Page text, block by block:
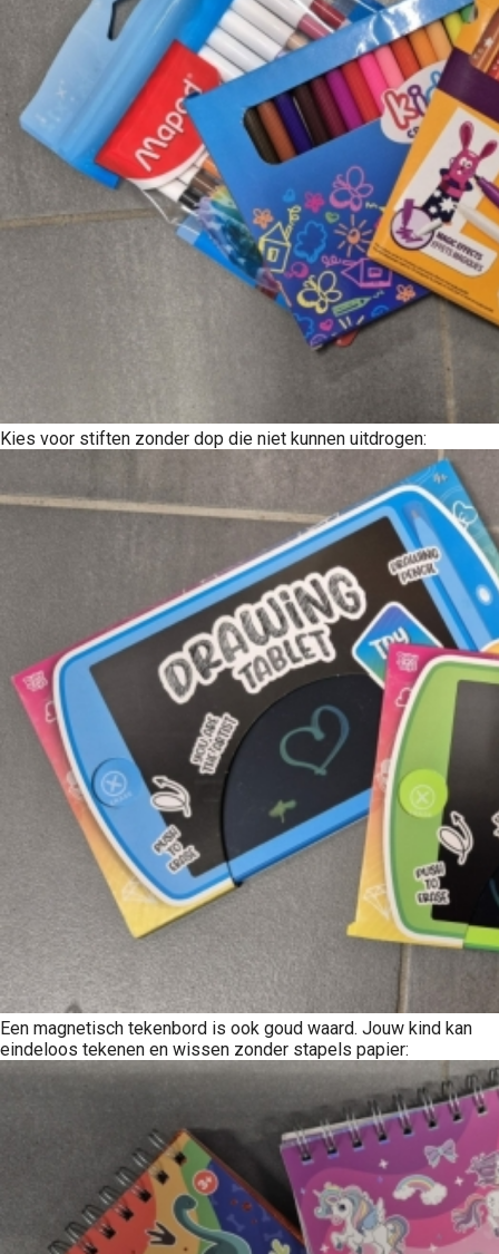
Kies voor stiften zonder dop die niet kunnen uitdrogen:
Een magnetisch tekenbord is ook goud waard. Jouw kind kan
eindeloos tekenen en wissen zonder stapels papier: